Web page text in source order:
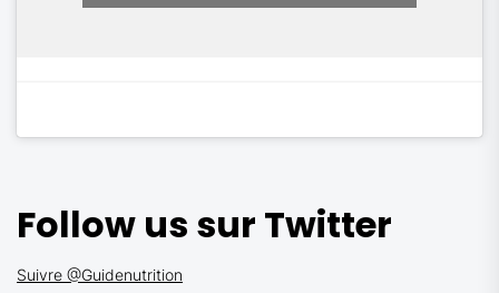
Follow us sur Twitter
Suivre @Guidenutrition